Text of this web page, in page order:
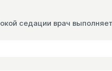
седации врач